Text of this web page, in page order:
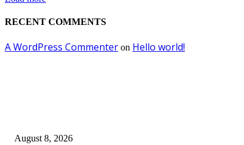
RECENT COMMENTS
A WordPress Commenter on Hello world!
August 8, 2026